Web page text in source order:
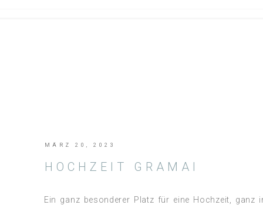
MÄRZ 20, 2023
HOCHZEIT GRAMAI
Ein ganz besonderer Platz für eine Hochzeit,